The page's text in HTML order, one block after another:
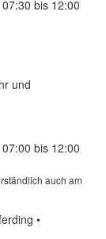
bis 12:00
und
bis 12:00
auch am
•